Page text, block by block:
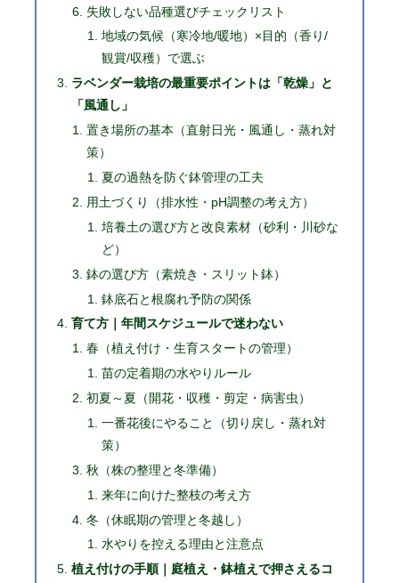
失敗しない品種選びチェックリスト
地域の気候（寒冷地/暖地）×目的（香り/
観賞/収穫）で選ぶ
ラベンダー栽培の最重要ポイントは「乾燥」と
「風通し」
置き場所の基本（直射日光・風通し・蒸れ対
策）
夏の過熱を防ぐ鉢管理の工夫
用土づくり（排水性・pH調整の考え方）
培養土の選び方と改良素材（砂利・川砂な
ど）
鉢の選び方（素焼き・スリット鉢）
鉢底石と根腐れ予防の関係
育て方｜年間スケジュールで迷わない
春（植え付け・生育スタートの管理）
苗の定着期の水やりルール
初夏～夏（開花・収穫・剪定・病害虫）
一番花後にやること（切り戻し・蒸れ対
策）
秋（株の整理と冬準備）
来年に向けた整枝の考え方
冬（休眠期の管理と冬越し）
水やりを控える理由と注意点
植え付けの手順｜庭植え・鉢植えで押さえるコ